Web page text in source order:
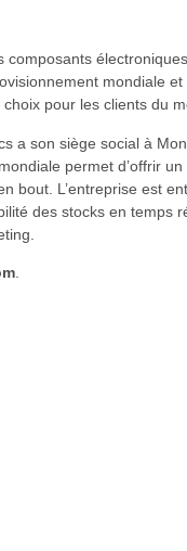
mondiale
pour les clients du
a son siège social à
permet d’offrir
bout. L’entreprise est
des stocks en temps
.